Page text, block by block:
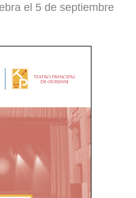
el 5 de septiembre